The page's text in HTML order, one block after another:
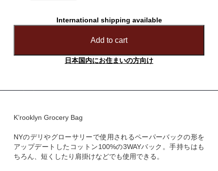
International shipping available
Add to cart
日本国内にお住まいの方向け
K’rooklyn Grocery Bag
NYのデリやグローサリーで使用されるペーパーバックの形を
アップデートしたコットン100%の3WAYバック。手持ちはも
ちろん、短くしたり肩掛けなどでも使用できる。